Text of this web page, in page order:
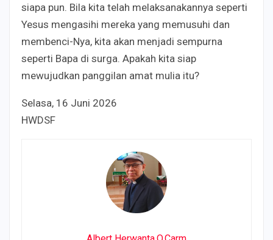
siapa pun. Bila kita telah melaksanakannya seperti
Yesus mengasihi mereka yang memusuhi dan
membenci-Nya, kita akan menjadi sempurna
seperti Bapa di surga. Apakah kita siap
mewujudkan panggilan amat mulia itu?
Selasa, 16 Juni 2026
HWDSF